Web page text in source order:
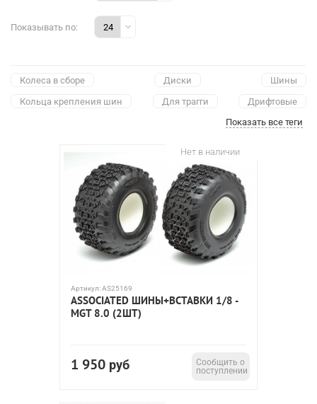
Показывать по:
Колеса в сборе Диски
Шины
Кольца крепления шин
Для трагги
Дрифтовые
Колеса 1:16
Vaterra Proline AKA
Показать все теги
Нет в наличии
Артикул:AS25169
ASSOCIATED ШИНЫ+ВСТАВКИ 1/8 -
MGT 8.0 (2ШТ)
1 950 руб
Сообщить о
поступлении